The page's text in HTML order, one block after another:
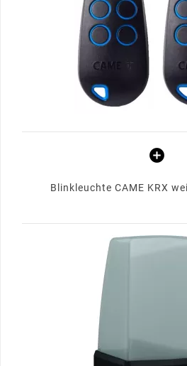
Blinkleuchte CAME KRX